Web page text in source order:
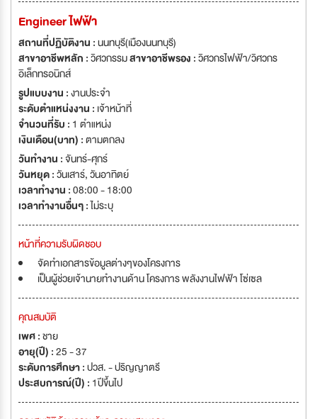
Engineer ไฟฟ้า
สถานที่ปฏิบัติงาน :นนทบุรี(เมืองนนทบุรี)
สาขาอาชีพหลัก :วิศวกรรมสาขาอาชีพรอง :วิศวกรไฟฟ้า/วิศวกร
อิเล็กทรอนิกส์
รูปแบบงาน :งานประจำ
ระดับตำแหน่งงาน : เจ้าหน้าที่
จำนวนที่รับ : 1 ตำแหน่ง
เงินเดือน(บาท) :ตามตกลง
วันทำงาน :จันทร์-ศุกร์
วันหยุด :วันเสาร์,วันอาทิตย์
เวลาทำงาน :08:00 - 18:00
เวลาทำงานอื่นๆ :ไม่ระบุ
หน้าที่ความรับผิดชอบ
จัดทำเอกสารข้อมูลต่างๆของโครงการ
เป็นผู้ช่วยเจ้านายทำงานด้าน โครงการ พลังงานไฟฟ้า โซ่เซล
คุณสมบัติ
เพศ :ชาย
อายุ(ปี) :25 - 37
ระดับการศึกษา :ปวส. - ปริญญาตรี
ประสบการณ์(ปี) : 1ปีขึ้นไป